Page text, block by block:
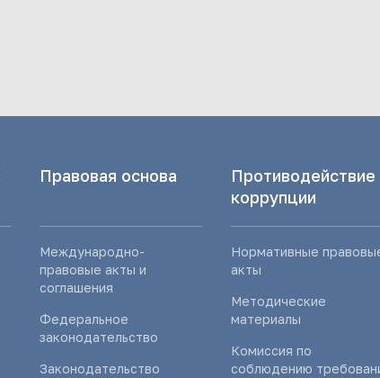
Правовая основа
Международно-
правовые акты и
соглашения
Федеральное
законодательство
Законодательство
Противодействие
коррупции
Нормативные
акты
Методические
материалы
Комиссия по
соблюдению